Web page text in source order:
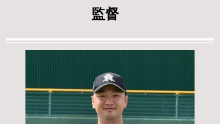
​監督